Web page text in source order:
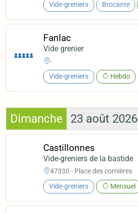
Vide-greniers Brocante
Fanlac
Vide grenier
-
Vide-greniers Hebdo
Dimanche 23 août 2026
Castillonnes
Vide-greniers de la bastide
47330 - Place des cornières
Vide-greniers Mensuel